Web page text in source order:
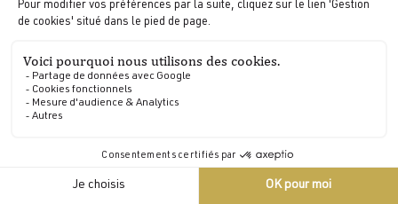
partiellement le Client dans un hôtel de catégorie équivalente
préalable du Client. La société DOMAINE DE LOCGUÉNOLÉ
conserve la charge des frais raisonnables impliqués par le
transfert, à l’exclusion de toute indemnité.
pourra être tenu responsable de tous les dommages indirects
résultant de l’exécution des Prestations, tels que pertes